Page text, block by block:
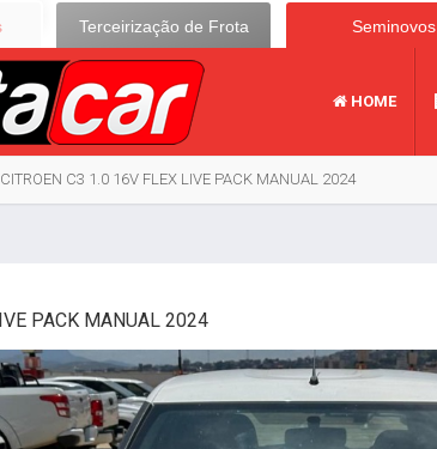
Terceirização de Frota Seminovos
HOME
CITROEN C3 1.0 16V FLEX LIVE PACK MANUAL 2024
PACK MANUAL 2024